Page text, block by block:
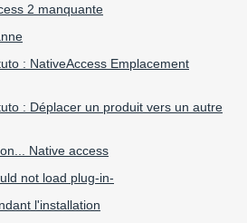
2 manquante
: NativeAccess Emplacement
: Déplacer un produit vers un autre
Native access
not load plug-in-
l'installation